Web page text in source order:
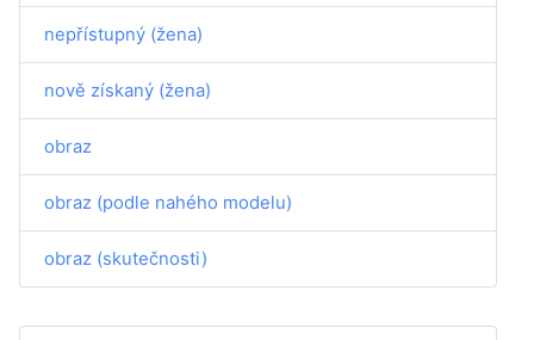
nepřístupný (žena)
nově získaný (žena)
obraz
obraz (podle nahého modelu)
obraz (skutečnosti)